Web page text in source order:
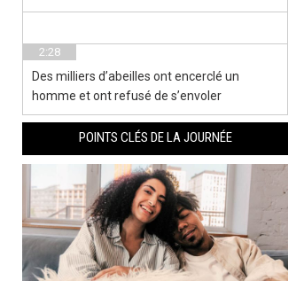
2:28
Des milliers d’abeilles ont encerclé un
homme et ont refusé de s’envoler
POINTS CLÉS DE LA JOURNÉE